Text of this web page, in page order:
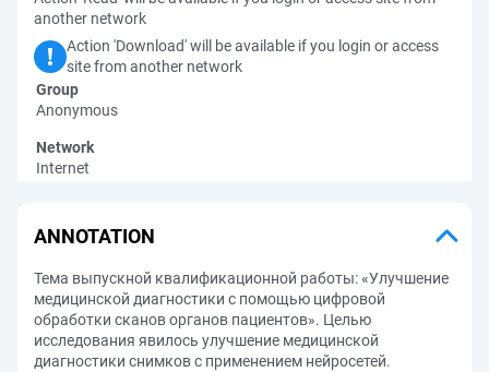
another network
Action 'Download' will be available if you login or access
site from another network
Group
Anonymous
Network
Internet
ANNOTATION
Тема выпускной квалификационной работы: «Улучшение
медицинской диагностики с помощью цифровой
обработки сканов органов пациентов». Целью
исследования явилось улучшение медицинской
диагностики снимков с применением нейросетей.